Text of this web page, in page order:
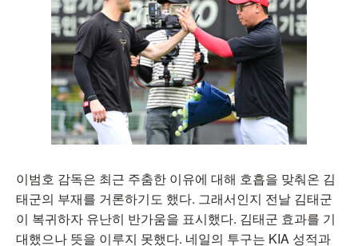
이범호 감독은 최근 주춤한 이유에 대해 호흡을 맞춰온 김
태군의 부재를 거론하기도 했다. 그래서인지 전날 김태군
이 복귀하자 유난히 반가움을 표시했다. 김태군 효과를 기
대했으나 뜻을 이루지 못했다. 네일의 투구는 KIA 성적과